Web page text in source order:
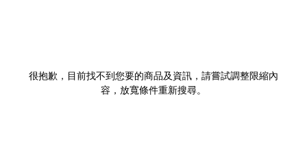
很抱歉，目前找不到您要的商品及資訊，請嘗試調整限縮內
容，放寬條件重新搜尋。